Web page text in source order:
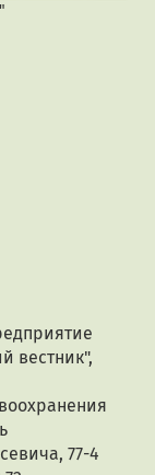
вестник",
77-4